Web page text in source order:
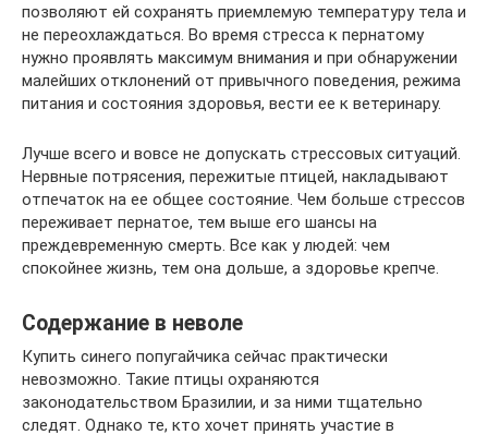
позволяют ей сохранять приемлемую температуру тела и
не переохлаждаться. Во время стресса к пернатому
нужно проявлять максимум внимания и при обнаружении
малейших отклонений от привычного поведения, режима
питания и состояния здоровья, вести ее к ветеринару.
Лучше всего и вовсе не допускать стрессовых ситуаций.
Нервные потрясения, пережитые птицей, накладывают
отпечаток на ее общее состояние. Чем больше стрессов
переживает пернатое, тем выше его шансы на
преждевременную смерть. Все как у людей: чем
спокойнее жизнь, тем она дольше, а здоровье крепче.
Содержание в неволе
Купить синего попугайчика сейчас практически
невозможно. Такие птицы охраняются
законодательством Бразилии, и за ними тщательно
следят. Однако те, кто хочет принять участие в